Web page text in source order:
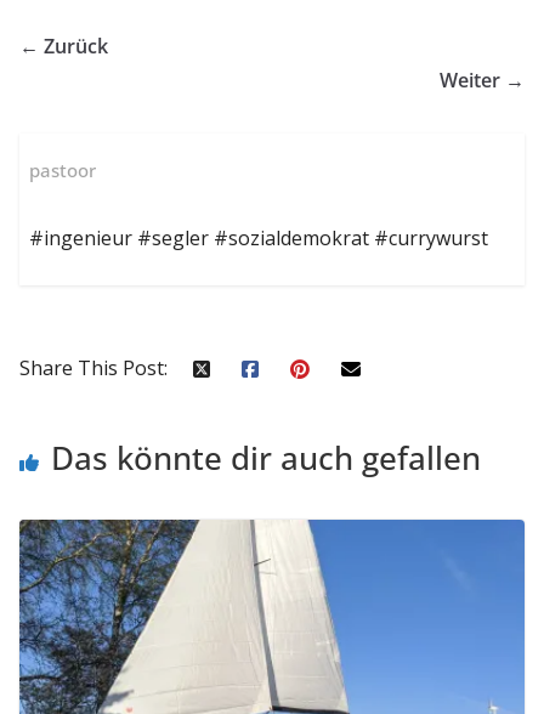
← Zurück
Weiter →
pastoor
#ingenieur #segler #sozialdemokrat #currywurst
Share This Post:
Das könnte dir auch gefallen